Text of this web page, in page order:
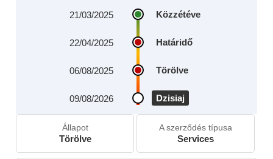
Közzétéve
21/03/2025
Határidő
22/04/2025
Törölve
06/08/2025
Dzisiaj
09/08/2026
Állapot
Törölve
A szerződés típusa
Services